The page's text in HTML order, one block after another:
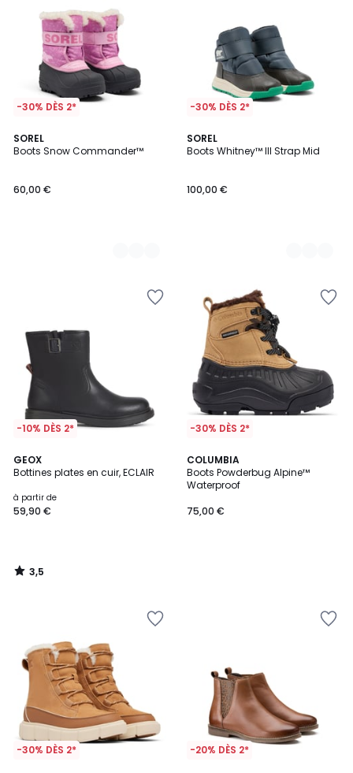
-30% DÈS 2*
SOREL
Boots Snow Commander™
60,00 €
2
Couleurs
-30% DÈS 2*
SOREL
Boots Whitney™ III Strap Mid
100,00 €
2
Couleurs
-10% DÈS 2*
GEOX
Bottines plates en cuir, ECLAIR
à partir de
59,90 €
3,5
/ 5
3,5
/
-30% DÈS 2*
COLUMBIA
Boots Powderbug Alpine™
Waterproof
75,00 €
-30% DÈS 2* -20% DÈS 2*